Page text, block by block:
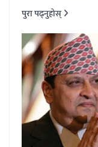
पुरा पढ्नुहोस्